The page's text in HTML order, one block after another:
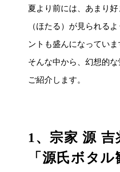
夏より前には、あまり
（ほたる）が見られる
ントも盛んになっていま
そんな中から、幻想的
ご紹介します。
1、宗家 源
「源氏ボタル